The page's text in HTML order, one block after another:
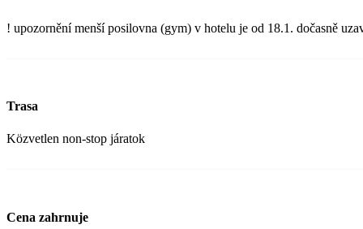
! upozornění menší posilovna (gym) v hotelu je od 18.1. dočasně
Trasa
Közvetlen non-stop járatok
Cena zahrnuje